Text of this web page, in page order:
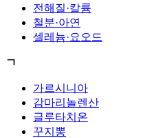
전해질·칼륨
철분·아연
셀레늄·요오드
ㄱ
가르시니아
감마리놀렌산
글루타치온
꾸지뽕